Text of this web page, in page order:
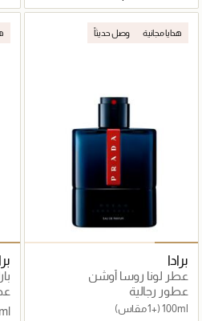
هدايا مجانية وصل حديثاً
برادا
عطر لونا روسا أوشن
عطور رجالية
100ml (+1 مقاس)
150ml